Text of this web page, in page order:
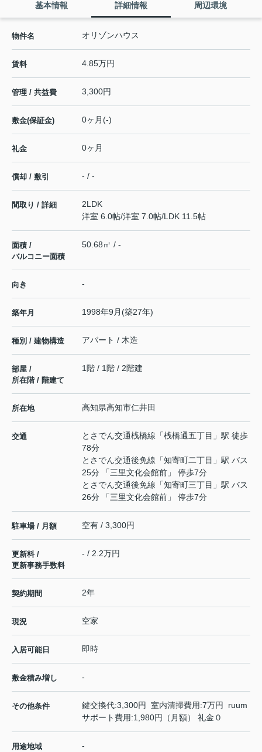
基本情報 詳細情報 周辺環境
物件名 オリゾンハウス
賃料 4.85万円
管理 / 共益費 3,300円
敷金(保証金) 0ヶ月(-)
礼金 0ヶ月
償却 / 敷引 - / -
間取り / 詳細
2LDK
洋室 6.0帖/洋室 7.0帖/LDK 11.5帖
面積 /
バルコニー面積
50.68㎡ / -
向き -
築年月 1998年9月(築27年)
種別 / 建物構造 アパート / 木造
部屋 /
所在階 / 階建て
1階 / 1階 / 2階建
所在地 高知県高知市仁井田
交通 とさでん交通桟橋線 「桟橋通五丁目 」駅 徒歩
78分
とさでん交通後免線 「知寄町二丁目 」駅 バス
25分 「三里文化会館前」 停歩7分
とさでん交通後免線 「知寄町三丁目 」駅 バス
26分 「三里文化会館前」 停歩7分
駐車場 / 月額 空有 / 3,300円
更新料 /
更新事務手数料
- / 2.2万円
契約期間 2年
現況 空家
入居可能日 即時
敷金積み増し -
その他条件
鍵交換代:3,300円 室内清掃費用:7万円 ruum
サポート費用:1,980円（月額） 礼金０
用途地域 -